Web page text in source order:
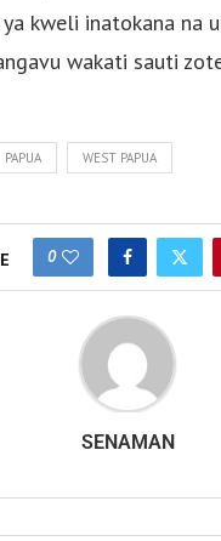
kweli inatokana na
wakati sauti
PAPUA WEST PAPUA
0
SENAMAN